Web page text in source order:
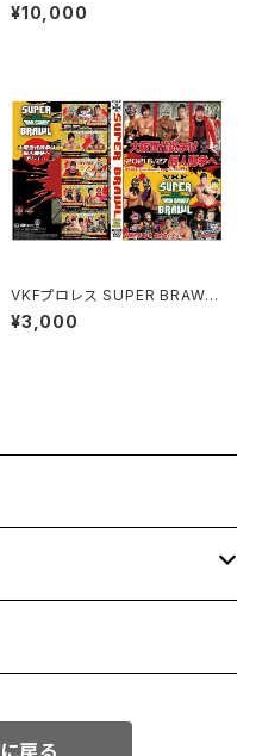
¥10,000
VKFプロレス SUPER BRAWL
2021
¥3,000
戻る